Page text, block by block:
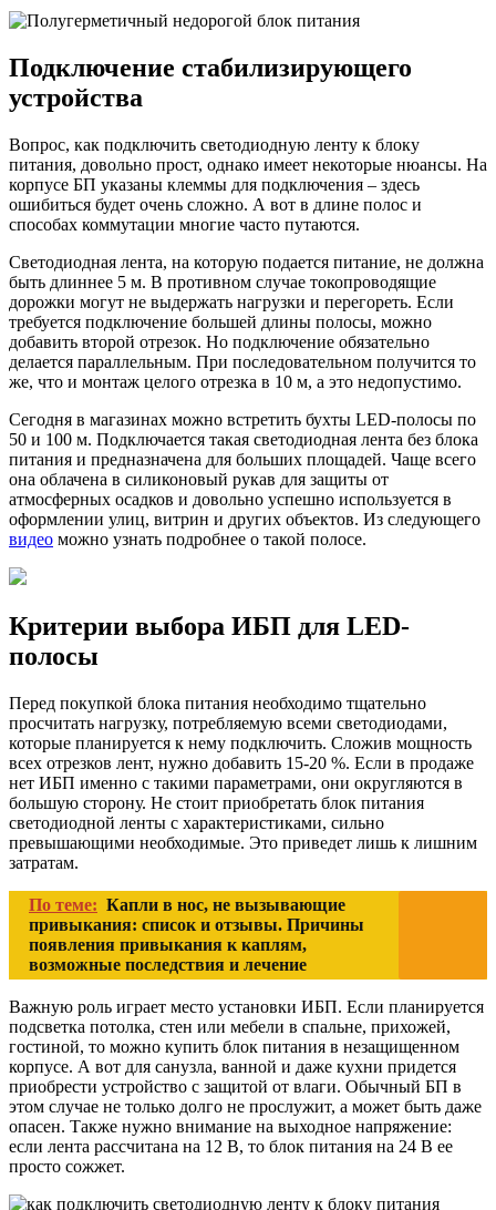
Подключение стабилизирующего
устройства
Вопрос, как подключить светодиодную ленту к блоку
питания, довольно прост, однако имеет некоторые нюансы. На
корпусе БП указаны клеммы для подключения – здесь
ошибиться будет очень сложно. А вот в длине полос и
способах коммутации многие часто путаются.
Светодиодная лента, на которую подается питание, не должна
быть длиннее 5 м. В противном случае токопроводящие
дорожки могут не выдержать нагрузки и перегореть. Если
требуется подключение большей длины полосы, можно
добавить второй отрезок. Но подключение обязательно
делается параллельным. При последовательном получится то
же, что и монтаж целого отрезка в 10 м, а это недопустимо.
Сегодня в магазинах можно встретить бухты LED-полосы по
50 и 100 м. Подключается такая светодиодная лента без блока
питания и предназначена для больших площадей. Чаще всего
она облачена в силиконовый рукав для защиты от
атмосферных осадков и довольно успешно используется в
оформлении улиц, витрин и других объектов. Из следующего
видео можно узнать подробнее о такой полосе.
Критерии выбора ИБП для LED-
полосы
Перед покупкой блока питания необходимо тщательно
просчитать нагрузку, потребляемую всеми светодиодами,
которые планируется к нему подключить. Сложив мощность
всех отрезков лент, нужно добавить 15-20 %. Если в продаже
нет ИБП именно с такими параметрами, они округляются в
большую сторону. Не стоит приобретать блок питания
светодиодной ленты с характеристиками, сильно
превышающими необходимые. Это приведет лишь к лишним
затратам.
По теме: Капли в нос, не вызывающие
привыкания: список и отзывы. Причины
появления привыкания к каплям,
возможные последствия и лечение
Важную роль играет место установки ИБП. Если планируется
подсветка потолка, стен или мебели в спальне, прихожей,
гостиной, то можно купить блок питания в незащищенном
корпусе. А вот для санузла, ванной и даже кухни придется
приобрести устройство с защитой от влаги. Обычный БП в
этом случае не только долго не прослужит, а может быть даже
опасен. Также нужно внимание на выходное напряжение:
если лента рассчитана на 12 В, то блок питания на 24 В ее
просто сожжет.